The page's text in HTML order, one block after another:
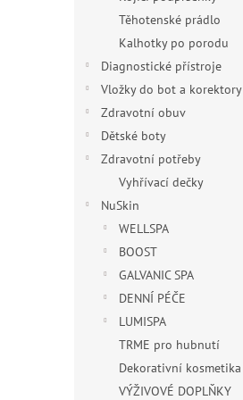
Těhotenské prádlo
Kalhotky po porodu
Diagnostické přístroje
Vložky do bot a korektory
Zdravotní obuv
Dětské boty
Zdravotní potřeby
Vyhřívací dečky
NuSkin
WELLSPA
BOOST
GALVANIC SPA
DENNÍ PÉČE
LUMISPA
TRME pro hubnutí
Dekorativní kosmetika
VÝŽIVOVÉ DOPLŇKY